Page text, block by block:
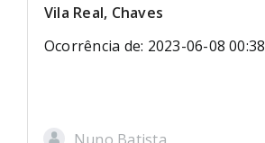
Vila Real, Chaves
Ocorrência de: 2023-06-08 00:38